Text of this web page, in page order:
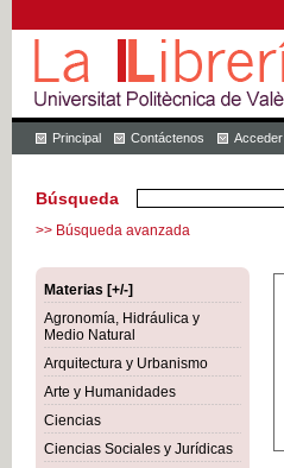
Principal Contáctenos Acceder
Búsqueda
>> Búsqueda avanzada
Materias [+/-]
Agronomía, Hidráulica y
Medio Natural
Arquitectura y Urbanismo
Arte y Humanidades
Ciencias
Ciencias Sociales y Jurídicas